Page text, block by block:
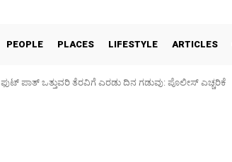
PEOPLE PLACES LIFESTYLE ARTICLES
ಫುಟ್‌ ಪಾತ್ ಒತ್ತುವರಿ ತೆರವಿಗೆ ಎರಡು ದಿನ ಗಡುವು: ಪೊಲೀಸ್ ಎಚ್ಚರಿಕೆ
ಪಶು ಆರೋಗ್ಯ ತಪಾಸಣೆ ಶಿಬಿರ: ಕೃಷಿ ವಿದ್ಯಾರ್ಥಿಗಳಿಂದ ಉಚಿತ ಚಿಕಿತ್ಸೆ